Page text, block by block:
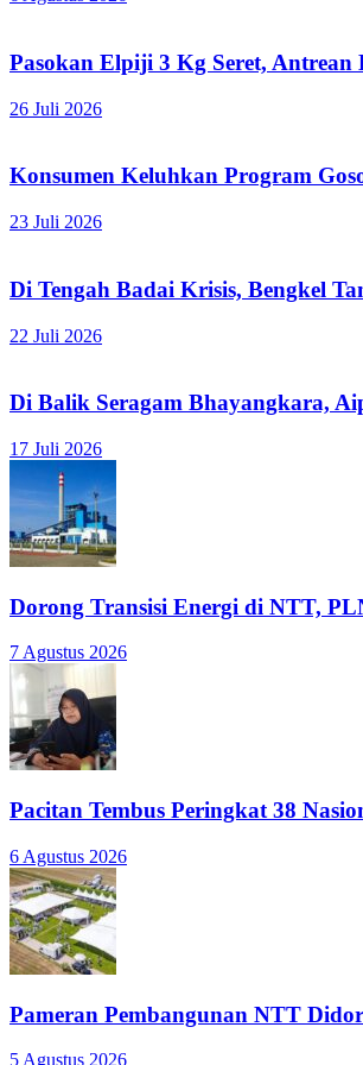
Pasokan Elpiji 3 Kg Seret,
26 Juli 2026
Konsumen Keluhkan Program
23 Juli 2026
Di Tengah Badai Krisis, Bengkel
22 Juli 2026
Di Balik Seragam Bhayangkara,
17 Juli 2026
Dorong Transisi Energi di NTT,
7 Agustus 2026
Pacitan Tembus Peringkat 38
6 Agustus 2026
Pameran Pembangunan NTT
5 Agustus 2026